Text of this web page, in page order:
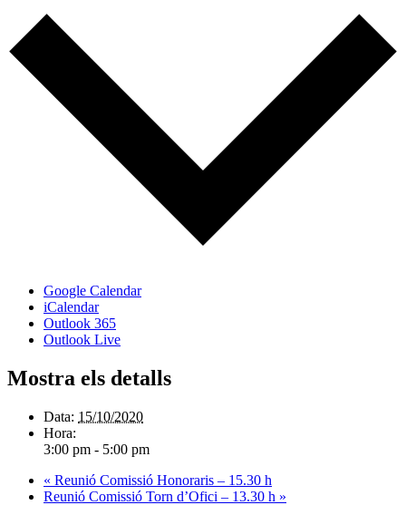
Google Calendar
iCalendar
Outlook 365
Outlook Live
Mostra els detalls
Data: 15/10/2020
Hora:
3:00 pm - 5:00 pm
« Reunió Comissió Honoraris – 15.30 h
Reunió Comissió Torn d’Ofici – 13.30 h »